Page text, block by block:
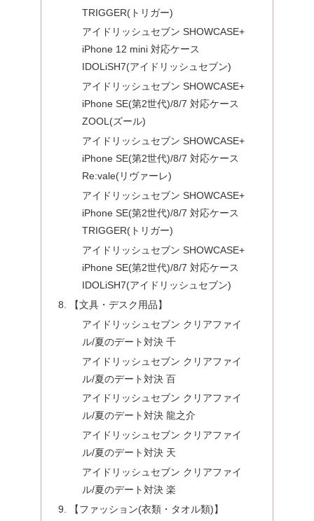
TRIGGER(トリガー)
アイドリッシュセブン SHOWCASE+
iPhone 12 mini 対応ケース
IDOLiSH7(アイドリッシュセブン)
アイドリッシュセブン SHOWCASE+
iPhone SE(第2世代)/8/7 対応ケース
ZOOL(ズール)
アイドリッシュセブン SHOWCASE+
iPhone SE(第2世代)/8/7 対応ケース
Re:vale(リヴァーレ)
アイドリッシュセブン SHOWCASE+
iPhone SE(第2世代)/8/7 対応ケース
TRIGGER(トリガー)
アイドリッシュセブン SHOWCASE+
iPhone SE(第2世代)/8/7 対応ケース
IDOLiSH7(アイドリッシュセブン)
【文具・デスク用品】
アイドリッシュセブン クリアファイ
ル/夏のデート対決 千
アイドリッシュセブン クリアファイ
ル/夏のデート対決 百
アイドリッシュセブン クリアファイ
ル/夏のデート対決 龍之介
アイドリッシュセブン クリアファイ
ル/夏のデート対決 天
アイドリッシュセブン クリアファイ
ル/夏のデート対決 楽
【ファッション(衣類・タオル類)】